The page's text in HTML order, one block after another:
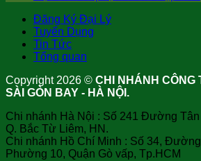
Đăng Ký Đại Lý
Tuyển Dụng
Tin Tức
Tổng quan
Copyright 2026 © CHI NHÁNH CÔNG
SÀI GÒN BAY - HÀ NỘI.
Chi nhánh Hà Nội : Số 241 Đường
Q. Bắc Từ Liêm, HN.
Chi nhánh Hồ Chí Minh : Số 34,
Phường 10, Quận Gò vấp, Tp.HCM